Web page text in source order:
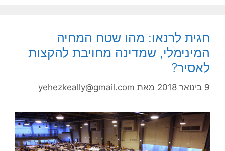
חגית לרנאו: מהו שטח המחיה
המינימלי, שמדינה מחויבת להקצות
לאסיר?
9 בינואר 2018 מאת yehezkeally@gmail.com